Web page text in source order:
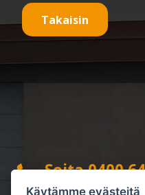
Takaisin
Soita 0400
Käytämme evästeitä